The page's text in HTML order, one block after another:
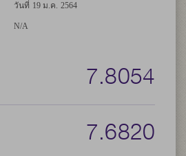
วันที่ 19 ม.ค. 2564
N/A
7.8054
7.6820